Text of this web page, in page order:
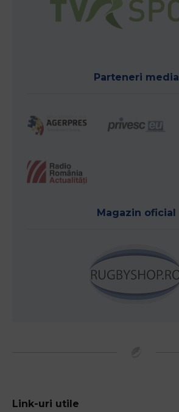
Parteneri media
Magazin oficial
Link-uri utile